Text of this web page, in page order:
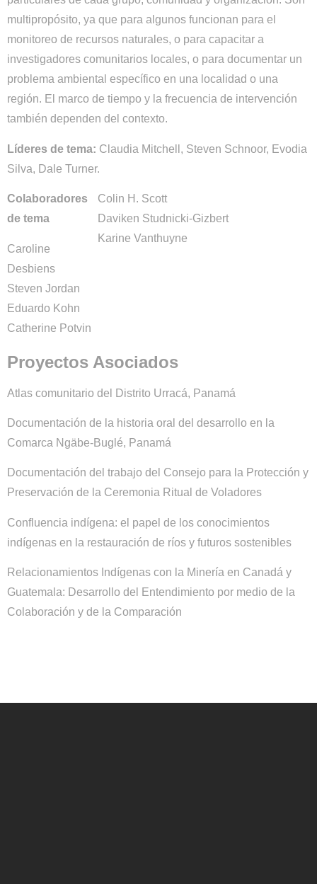
multipropósito, ya que para algunos funcionan para el
monitoreo de recursos naturales, o para capacitar a
investigadores comunitarios locales, o para documentar un
problema ambiental específico en una localidad o una
región. El marco de tiempo y la frecuencia de intervención
también dependen del contexto.
Líderes de tema: Claudia Mitchell, Steven Schnoor, Evodia
Silva, Dale Turner.
Colaboradores
de tema
Caroline
Desbiens
Steven Jordan
Eduardo Kohn
Catherine Potvin
Colin H. Scott
Daviken Studnicki-Gizbert
Karine Vanthuyne
Proyectos Asociados
Atlas comunitario del Distrito Urracá, Panamá
Documentación de la historia oral del desarrollo en la
Comarca Ngäbe-Buglé, Panamá
Documentación del trabajo del Consejo para la Protección y
Preservación de la Ceremonia Ritual de Voladores
Confluencia indígena: el papel de los conocimientos
indígenas en la restauración de ríos y futuros sostenibles
Relacionamientos Indígenas con la Minería en Canadá y
Guatemala: Desarrollo del Entendimiento por medio de la
Colaboración y de la Comparación